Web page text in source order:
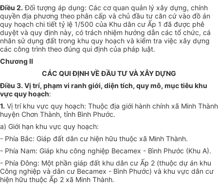
Điều 2. Đối tượng áp dụng: Các cơ quan quản lý xây dựng, chính
quyền địa phương theo phân cấp và chủ đầu tư căn cứ vào đồ án
quy hoạch chi tiết tỷ lệ 1/500 của Khu dân cư Ấp 1 đã được phê
duyệt và quy định này, có trách nhiệm hướng dẫn các tổ chức, cá
nhân sử dụng đất trong khu quy hoạch và kiểm tra việc xây dựng
các công trình theo đúng qui định của pháp luật.
Chương II
CÁC QUI ĐỊNH VỀ ĐẦU TƯ VÀ XÂY DỰNG
Điều 3. Vị trí, phạm vi ranh giới, diện tích, quy mô, mục tiêu khu
vực quy hoạch:
1. Vị trí khu vực quy hoạch: Thuộc địa giới hành chính xã Minh Thành
huyện Chơn Thành, tỉnh Bình Phước.
a) Giới hạn khu vực quy hoạch:
- Phía Bắc: Giáp đất dân cư hiện hữu thuộc xã Minh Thành.
- Phía Nam: Giáp khu công nghiệp Becamex - Bình Phước (Khu A).
- Phía Đông: Một phần giáp đất khu dân cư Ấp 2 (thuộc dự án khu
Công nghiệp và dân cư Becamex - Bình Phước) và khu vực dân cư
hiện hữu thuộc Ấp 2 xã Minh Thành.